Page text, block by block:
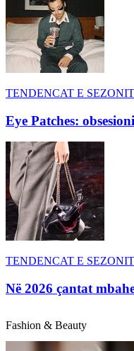
TENDENCAT E SEZONIT
Eye Patches:
TENDENCAT E SEZONIT
Në 2026 çantat
Fashion & Beauty